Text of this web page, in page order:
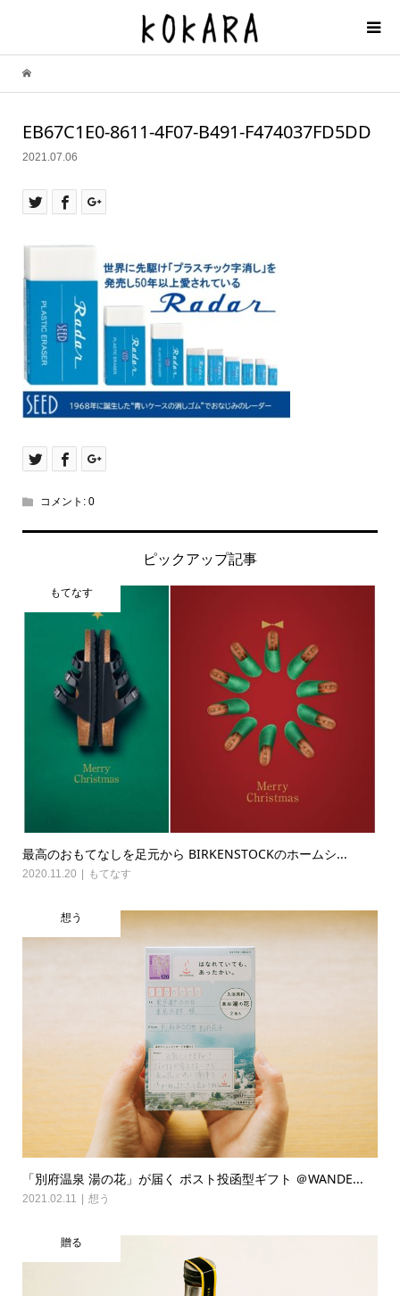
EB67C1E0-8611-4F07-B491-F474037FD5DD
2021.07.06
コメント: 0
ピックアップ記事
もてなす
最高のおもてなしを足元から BIRKENSTOCKのホームシ...
2020.11.20 もてなす
想う
「別府温泉 湯の花」が届く ポスト投函型ギフト ＠WANDE...
2021.02.11 想う
贈る